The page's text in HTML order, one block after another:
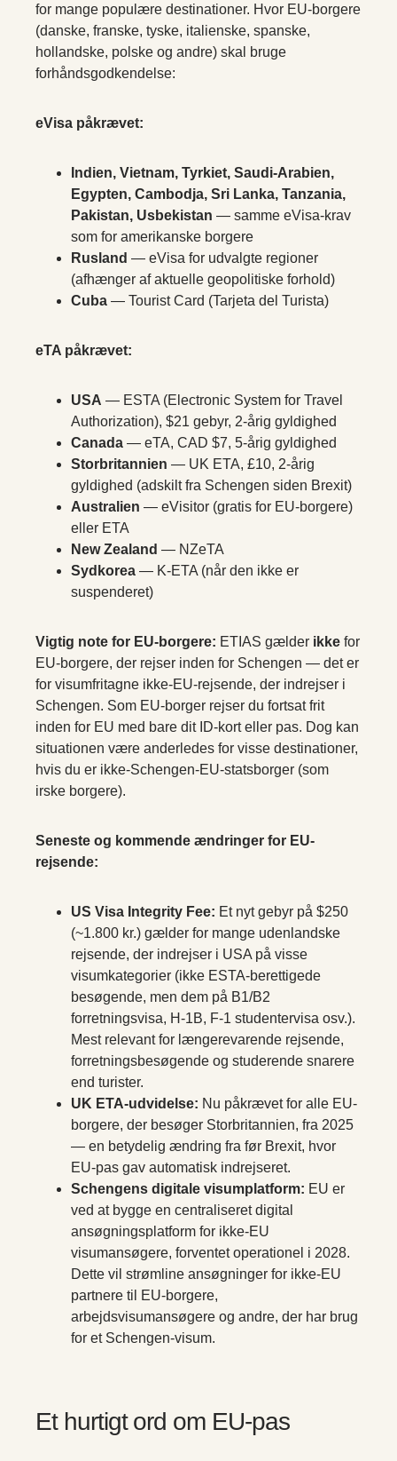
for mange populære destinationer. Hvor EU-borgere
(danske, franske, tyske, italienske, spanske,
hollandske, polske og andre) skal bruge
forhåndsgodkendelse:
eVisa påkrævet:
Indien, Vietnam, Tyrkiet, Saudi-Arabien,
Egypten, Cambodja, Sri Lanka, Tanzania,
Pakistan, Usbekistan — samme eVisa-krav
som for amerikanske borgere
Rusland — eVisa for udvalgte regioner
(afhænger af aktuelle geopolitiske forhold)
Cuba — Tourist Card (Tarjeta del Turista)
eTA påkrævet:
USA — ESTA (Electronic System for Travel
Authorization), $21 gebyr, 2-årig gyldighed
Canada — eTA, CAD $7, 5-årig gyldighed
Storbritannien — UK ETA, £10, 2-årig
gyldighed (adskilt fra Schengen siden Brexit)
Australien — eVisitor (gratis for EU-borgere)
eller ETA
New Zealand — NZeTA
Sydkorea — K-ETA (når den ikke er
suspenderet)
Vigtig note for EU-borgere: ETIAS gælder ikke for
EU-borgere, der rejser inden for Schengen — det er
for visumfritagne ikke-EU-rejsende, der indrejser i
Schengen. Som EU-borger rejser du fortsat frit
inden for EU med bare dit ID-kort eller pas. Dog kan
situationen være anderledes for visse destinationer,
hvis du er ikke-Schengen-EU-statsborger (som
irske borgere).
Seneste og kommende ændringer for EU-
rejsende:
US Visa Integrity Fee: Et nyt gebyr på $250
(~1.800 kr.) gælder for mange udenlandske
rejsende, der indrejser i USA på visse
visumkategorier (ikke ESTA-berettigede
besøgende, men dem på B1/B2
forretningsvisa, H-1B, F-1 studentervisa osv.).
Mest relevant for længerevarende rejsende,
forretningsbesøgende og studerende snarere
end turister.
UK ETA-udvidelse: Nu påkrævet for alle EU-
borgere, der besøger Storbritannien, fra 2025
— en betydelig ændring fra før Brexit, hvor
EU-pas gav automatisk indrejseret.
Schengens digitale visumplatform: EU er
ved at bygge en centraliseret digital
ansøgningsplatform for ikke-EU
visumansøgere, forventet operationel i 2028.
Dette vil strømline ansøgninger for ikke-EU
partnere til EU-borgere,
arbejdsvisumansøgere og andre, der har brug
for et Schengen-visum.
Et hurtigt ord om EU-pas